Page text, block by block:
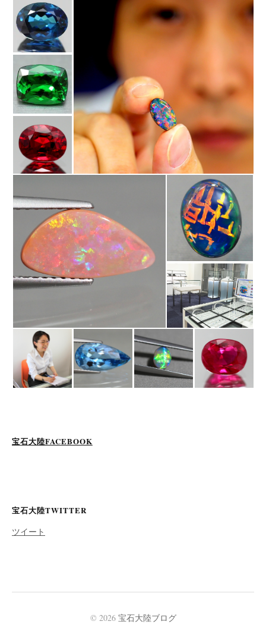
宝石大陸FACEBOOK
宝石大陸TWITTER
ツイート
© 2026 宝石大陸ブログ